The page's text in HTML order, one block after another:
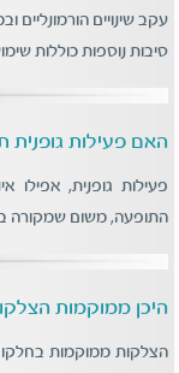
עקב שינויים
סיבות נוספות כוללות
האם פעילות
פעילות גופנית, אפילו
התופעה, משום שמקורה
היכן ממוקמות
הצלקות ממוקמות